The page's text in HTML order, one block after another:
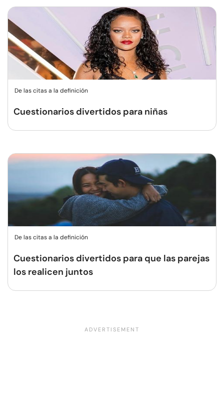
De las citas a la definición
Cuestionarios divertidos para niñas
De las citas a la definición
Cuestionarios divertidos para que las parejas
los realicen juntos